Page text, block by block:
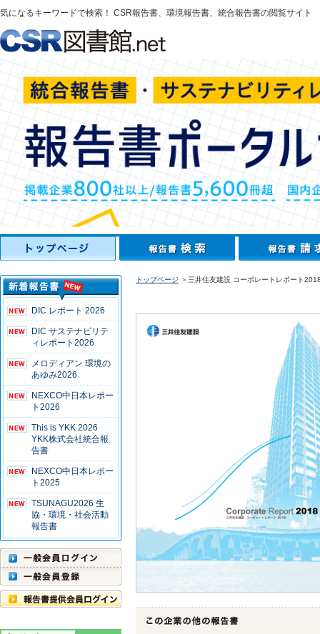
気になるキーワードで検索！ CSR報告書、環境報告書、統合報告書の閲覧サイト
DIC レポート 2026
DIC サステナビリテ
ィレポート2026
メロディアン 環境の
あゆみ2026
NEXCO中日本レポー
ト2026
This is YKK 2026
YKK株式会社統合報
告書
NEXCO中日本レポー
ト2025
TSUNAGU2026 生
協・環境・社会活動
報告書
トップページ ＞三井住友建設 コーポレートレポート